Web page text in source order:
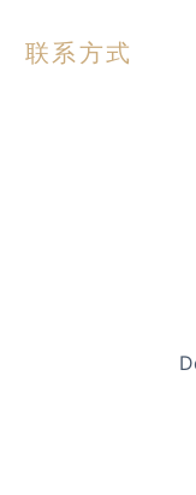
联系方式